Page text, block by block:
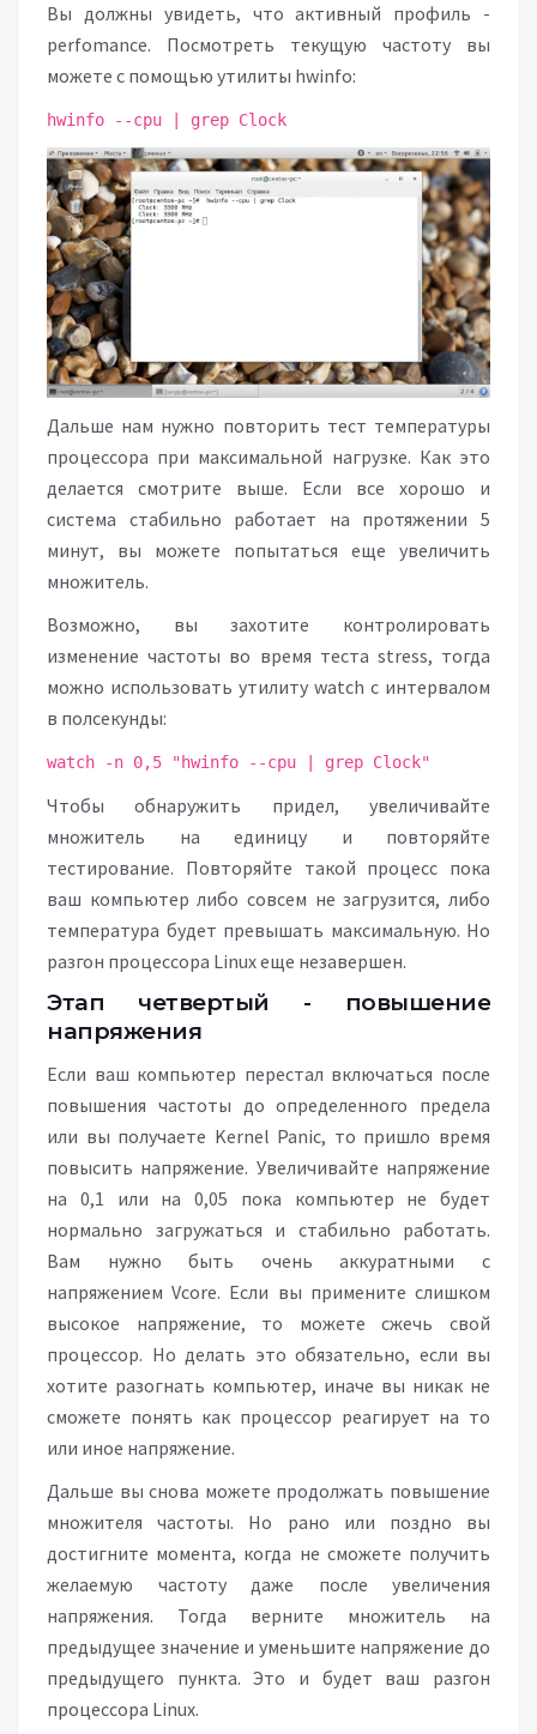
Вы должны увидеть, что активный профиль -
perfomance. Посмотреть текущую частоту вы
можете с помощью утилиты hwinfo:
hwinfo --cpu | grep Clock
Дальше нам нужно повторить тест температуры
процессора при максимальной нагрузке. Как это
делается смотрите выше. Если все хорошо и
система стабильно работает на протяжении 5
минут, вы можете попытаться еще увеличить
множитель.
Возможно, вы захотите контролировать
изменение частоты во время теста stress, тогда
можно использовать утилиту watch с интервалом
в полсекунды:
watch -n 0,5 "hwinfo --cpu | grep Clock"
Чтобы обнаружить придел, увеличивайте
множитель на единицу и повторяйте
тестирование. Повторяйте такой процесс пока
ваш компьютер либо совсем не загрузится, либо
температура будет превышать максимальную. Но
разгон процессора Linux еще незавершен.
Этап четвертый - повышение
напряжения
Если ваш компьютер перестал включаться после
повышения частоты до определенного предела
или вы получаете Kernel Panic, то пришло время
повысить напряжение. Увеличивайте напряжение
на 0,1 или на 0,05 пока компьютер не будет
нормально загружаться и стабильно работать.
Вам нужно быть очень аккуратными с
напряжением Vcore. Если вы примените слишком
высокое напряжение, то можете сжечь свой
процессор. Но делать это обязательно, если вы
хотите разогнать компьютер, иначе вы никак не
сможете понять как процессор реагирует на то
или иное напряжение.
Дальше вы снова можете продолжать повышение
множителя частоты. Но рано или поздно вы
достигните момента, когда не сможете получить
желаемую частоту даже после увеличения
напряжения. Тогда верните множитель на
предыдущее значение и уменьшите напряжение до
предыдущего пункта. Это и будет ваш разгон
процессора Linux.